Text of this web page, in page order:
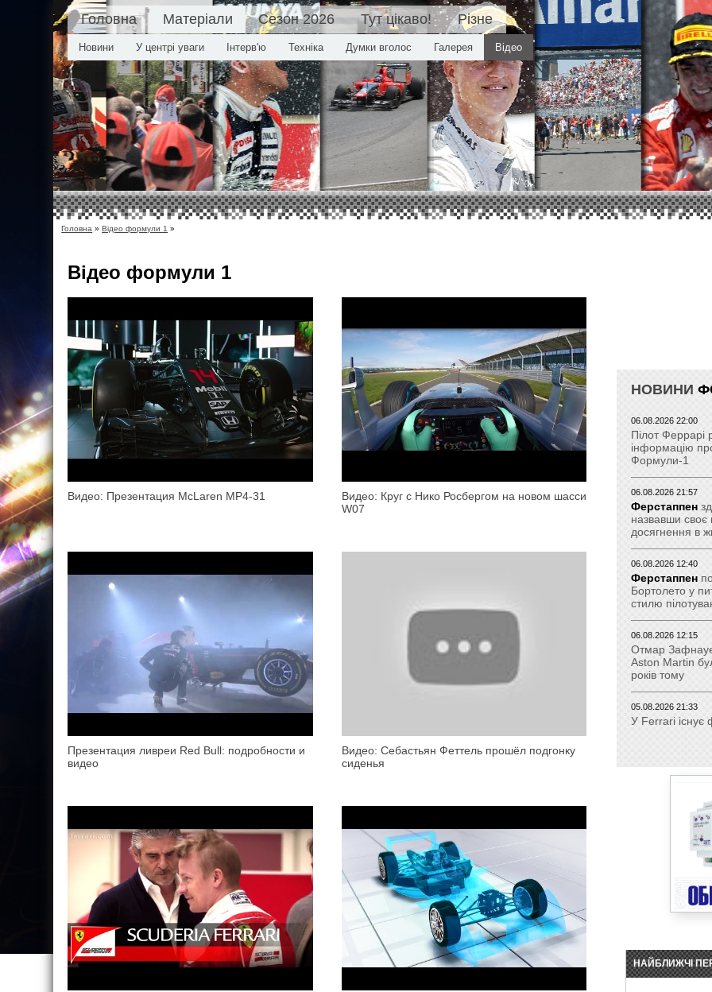
Головна Матеріали
Новини У центрі уваги Інтерв'ю Техніка Думки вголос Галерея Відео
Сезон 2026 Тут цікаво! Різне
Головна »Відео формули 1 »
Відео формули 1
Видео: Презентация McLaren MP4-31
Видео: Круг с Нико Росбергом на новом шасси
W07
Презентация ливреи Red Bull: подробности и
видео
Видео: Себастьян Феттель прошёл подгонку
сиденья
НОВИНИ
06.08.2026 22:00
Пілот Феррарі
інформацію
Формули-1
06.08.2026 21:57
Ферстаппен
назвавши своє
досягнення в
06.08.2026 12:40
Ферстаппен
Бортолето у
стилю
06.08.2026 12:15
Отмар
Aston Martin
років тому
05.08.2026 21:33
У Ferrari існує
НАЙБЛИЖЧІ